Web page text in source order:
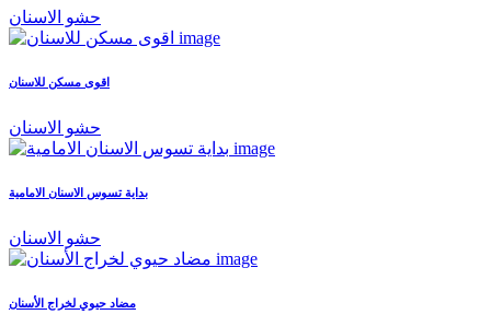
حشو الاسنان
اقوى مسكن للاسنان
حشو الاسنان
بداية تسوس الاسنان الامامية
حشو الاسنان
مضاد حيوي لخراج الأسنان